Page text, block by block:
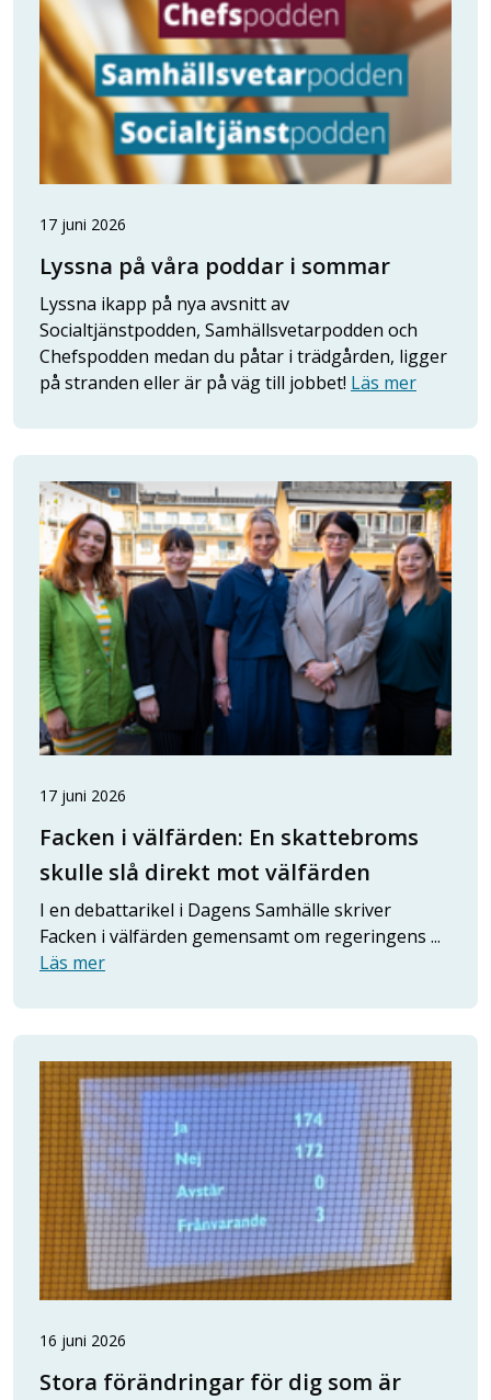
17 juni 2026
Lyssna på våra poddar i sommar
Lyssna ikapp på nya avsnitt av
Socialtjänstpodden, Samhällsvetarpodden och
Chefspodden medan du påtar i trädgården, ligger
på stranden eller är på väg till jobbet! Läs mer
17 juni 2026
Facken i välfärden: En skattebroms
skulle slå direkt mot välfärden
I en debattarikel i Dagens Samhälle skriver
Facken i välfärden gemensamt om regeringens ...
Läs mer
16 juni 2026
Stora förändringar för dig som är